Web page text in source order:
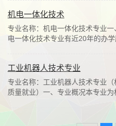
机电一体化技术
专业名称：机电一体化技术专业
电一体化技术专业有近20年的办
工业机器人技术专业
专业名称：工业机器人技术专业
质量就业）一、专业概况本专业为